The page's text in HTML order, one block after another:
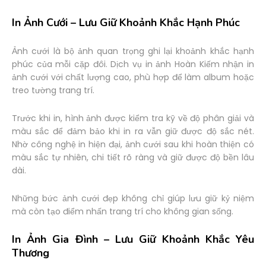
In Ảnh Cưới – Lưu Giữ Khoảnh Khắc Hạnh Phúc
Ảnh cưới là bộ ảnh quan trọng ghi lại khoảnh khắc hạnh
phúc của mỗi cặp đôi. Dịch vụ in ảnh Hoàn Kiếm nhận in
ảnh cưới với chất lượng cao, phù hợp để làm album hoặc
treo tường trang trí.
Trước khi in, hình ảnh được kiểm tra kỹ về độ phân giải và
màu sắc để đảm bảo khi in ra vẫn giữ được độ sắc nét.
Nhờ công nghệ in hiện đại, ảnh cưới sau khi hoàn thiện có
màu sắc tự nhiên, chi tiết rõ ràng và giữ được độ bền lâu
dài.
Những bức ảnh cưới đẹp không chỉ giúp lưu giữ kỷ niệm
mà còn tạo điểm nhấn trang trí cho không gian sống.
In Ảnh Gia Đình – Lưu Giữ Khoảnh Khắc Yêu
Thương